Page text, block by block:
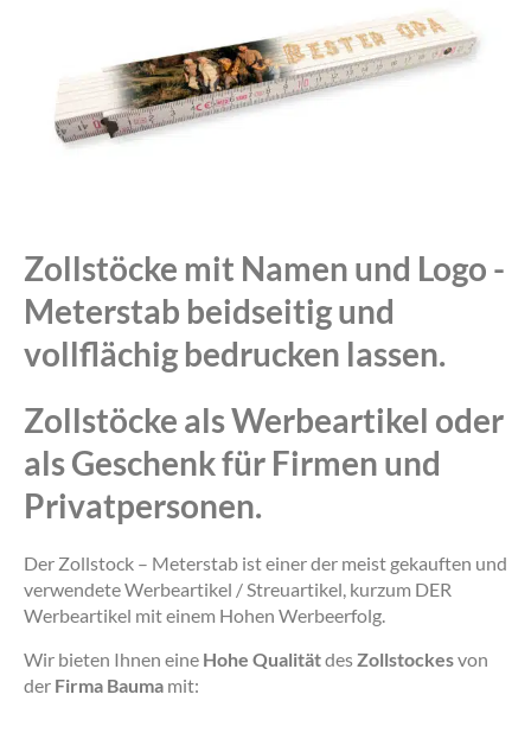
Zollstöcke mit Namen und Logo -
Meterstab beidseitig und
vollflächig bedrucken lassen.
Zollstöcke als Werbeartikel oder
als Geschenk für Firmen und
Privatpersonen.
Der Zollstock – Meterstab ist einer der meist gekauften und
verwendete Werbeartikel / Streuartikel, kurzum DER
Werbeartikel mit einem Hohen Werbeerfolg.
Wir bieten Ihnen eine Hohe Qualitätdes Zollstockesvon
der Firma Bauma mit: